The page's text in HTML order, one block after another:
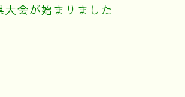
大会が始まりました